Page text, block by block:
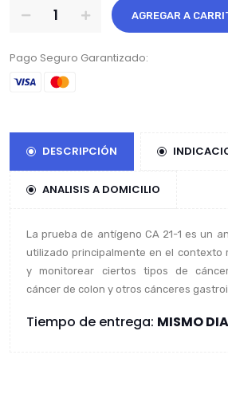
AGREGAR A
Pago Seguro Garantizado:
DESCRIPCIÓN
ANALISIS A DOMICILIO
La prueba de antígeno CA 21-1 es un
utilizado principalmente en el contexto
y monitorear ciertos tipos de
cáncer de colon y otros cánceres
Tiempo de entrega: MISMO DIA